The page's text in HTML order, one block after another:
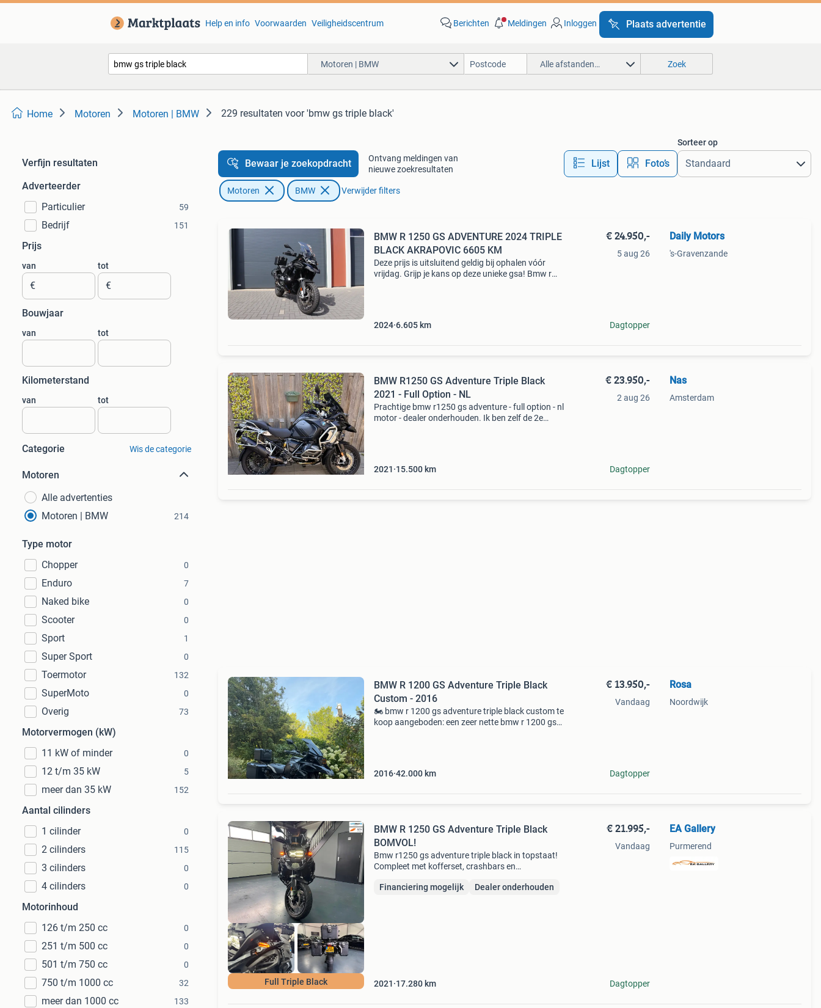
Help en info Voorwaarden Veiligheidscentrum Berichten Meldingen Inloggen Plaats advertentie
Motoren | BMW Alle afstanden… Zoek
Home Motoren Motoren | BMW 229 resultaten voor 'bmw gs triple black'
Verfijn resultaten
Adverteerder
Particulier
59
Bedrijf 151
Prijs
van
€
tot
€
Bouwjaar
van tot
Kilometerstand
van tot
Categorie Wis de categorie
Motoren
Alle advertenties
Motoren | BMW
214
Type motor
Chopper
0
Enduro 7
Naked bike 0
Scooter 0
Sport 1
Super Sport 0
Toermotor 132
SuperMoto 0
Overig 73
Motorvermogen (kW)
11 kW of minder
0
12 t/m 35 kW 5
meer dan 35 kW 152
Aantal cilinders
1 cilinder
0
2 cilinders 115
3 cilinders 0
4 cilinders 0
Motorinhoud
126 t/m 250 cc
0
251 t/m 500 cc 0
501 t/m 750 cc 0
750 t/m 1000 cc 32
meer dan 1000 cc 133
Bewaar je zoekopdracht
Ontvang meldingen van
nieuwe zoekresultaten
Lijst Foto’s
Sorteer op
Motoren BMW Verwijder filters
BMW R 1250 GS ADVENTURE 2024 TRIPLE
BLACK AKRAPOVIC 6605 KM
Deze prijs is uitsluitend geldig bij ophalen vóór
vrijdag. Grijp je kans op deze unieke gsa! Bmw r
2024 6.605 km
€ 24.950,-
5 aug 26
Dagtopper
Daily Motors
's-Gravenzande
BMW R1250 GS Adventure Triple Black
2021 - Full Option - NL
Prachtige bmw r1250 gs adventure - full option - nl
motor - dealer onderhouden. Ik ben zelf de 2e
2021 15.500 km
€ 23.950,-
2 aug 26
Dagtopper
Nas
Amsterdam
BMW R 1200 GS Adventure Triple Black
Custom - 2016
🏍️ bmw r 1200 gs adventure triple black custom te
koop aangeboden: een zeer nette bmw r 1200 gs
2016 42.000 km
€ 13.950,-
Vandaag
Dagtopper
Rosa
Noordwijk
Full Triple Black
BMW R 1250 GS Adventure Triple Black
BOMVOL!
Bmw r1250 gs adventure triple black in topstaat!
Compleet met kofferset, crashbars en
Instappen en rijden maar! Algemene informatie
Financiering mogelijk Dealer onderhouden
2021 17.280 km
€ 21.995,-
Vandaag
Dagtopper
EA Gallery
Purmerend